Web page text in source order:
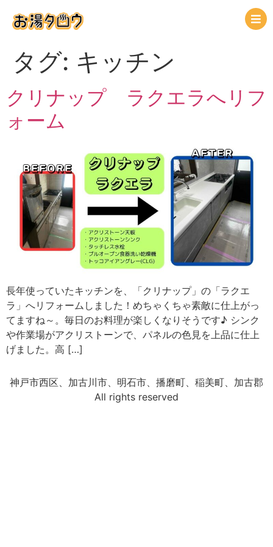
タグ: キッチン
クリナップ ラクエラへリフ
ォーム
長年使っていたキッチンを、「クリナップ」の「ラクエ
ラ」へリフォームしました！めちゃくちゃ素敵に仕上がっ
てますね～。毎日のお料理が楽しくなりそうです♪ シンク
や作業場がアクリストーンで、パネルの色見を上品に仕上
げました。高 […]
神戸市西区、加古川市、明石市、播磨町、稲美町、加古郡
All rights reserved